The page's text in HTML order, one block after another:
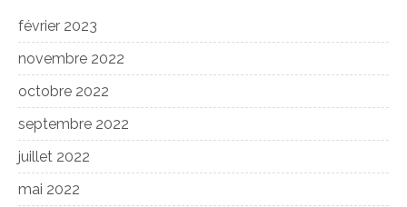
février 2023
novembre 2022
octobre 2022
septembre 2022
juillet 2022
mai 2022